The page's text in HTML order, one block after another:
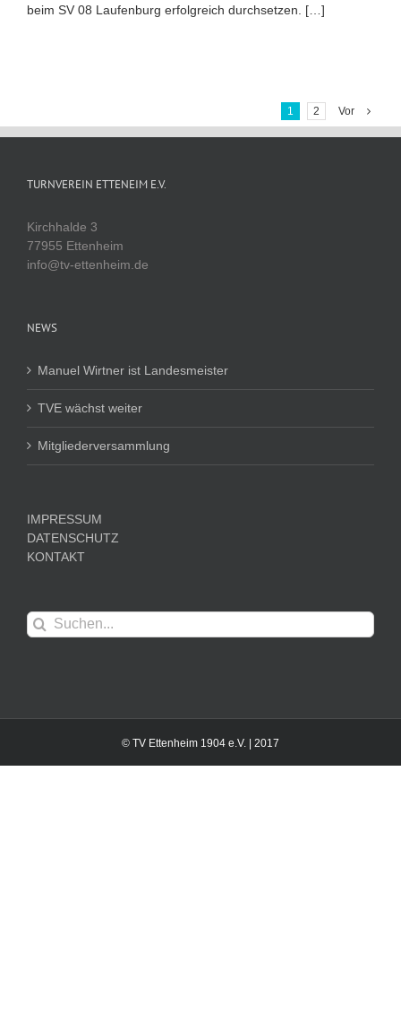
beim SV 08 Laufenburg erfolgreich durchsetzen. […]
1 2 Vor
TURNVEREIN ETTENEIM E.V.
Kirchhalde 3
77955 Ettenheim
info@tv-ettenheim.de
NEWS
Manuel Wirtner ist Landesmeister
TVE wächst weiter
Mitgliederversammlung
IMPRESSUM
DATENSCHUTZ
KONTAKT
Suche
nach:
© TV Ettenheim 1904 e.V. | 2017